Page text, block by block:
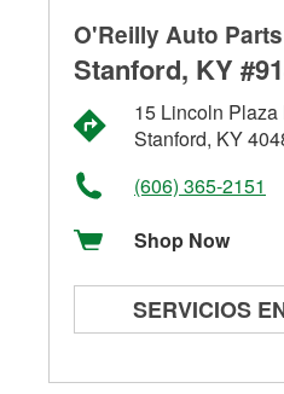
O'Reilly Auto Parts
Stanford, KY
15 Lincoln Plaza
Stanford, KY
(606) 365-2151
Shop Now
SERVICIOS